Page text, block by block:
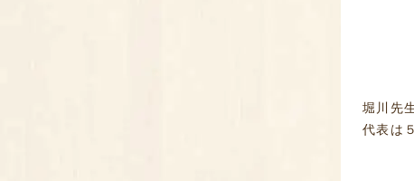
堀川先
代表は